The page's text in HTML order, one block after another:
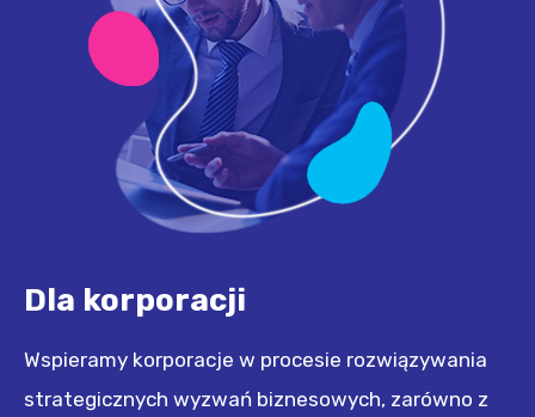
Dla korporacji
Wspieramy korporacje w procesie rozwiązywania
strategicznych wyzwań biznesowych, zarówno z